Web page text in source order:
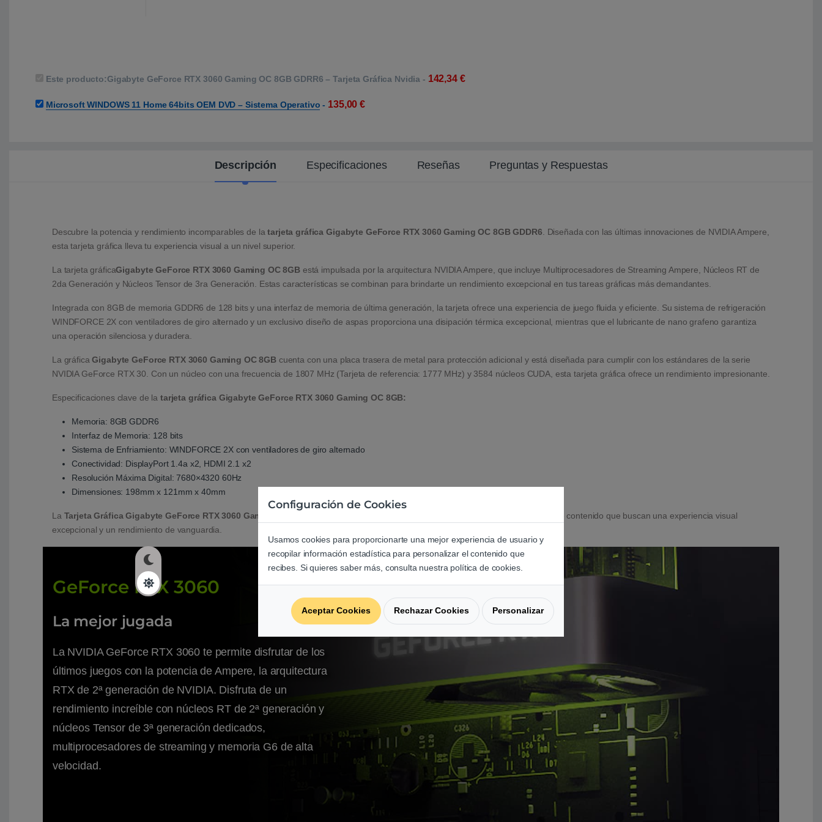
Este producto:Gigabyte GeForce RTX 3060 Gaming OC 8GB GDRR6 – Tarjeta Gráfica Nvidia - 142,34 €
Microsoft WINDOWS 11 Home 64bits OEM DVD – Sistema Operativo - 135,00€
Descripción Especificaciones Reseñas Preguntas y Respuestas
Descubre la potencia y rendimiento incomparables de latarjeta gráfica Gigabyte GeForce RTX 3060 Gaming OC 8GB GDDR6. Diseñada con las últimas innovaciones de NVIDIA Ampere,
esta tarjeta gráfica lleva tu experiencia visual a un nivel superior.
La tarjeta gráficaGigabyte GeForce RTX 3060 Gaming OC 8GB está impulsada por la arquitectura NVIDIA Ampere, que incluye Multiprocesadores de Streaming Ampere, Núcleos RT de
2da Generación y Núcleos Tensor de 3ra Generación. Estas características se combinan para brindarte un rendimiento excepcional en tus tareas gráficas más demandantes.
Integrada con 8GB de memoria GDDR6 de 128 bits y una interfaz de memoria de última generación, la tarjeta ofrece una experiencia de juego fluida y eficiente. Su sistema de refrigeración
WINDFORCE 2X con ventiladores de giro alternado y un exclusivo diseño de aspas proporciona una disipación térmica excepcional, mientras que el lubricante de nano grafeno garantiza
una operación silenciosa y duradera.
La gráficaGigabyte GeForce RTX 3060 Gaming OC 8GB cuenta con una placa trasera de metal para protección adicional y está diseñada para cumplir con los estándares de la serie
NVIDIA GeForce RTX 30. Con un núcleo con una frecuencia de 1807 MHz (Tarjeta de referencia: 1777 MHz) y 3584 núcleos CUDA, esta tarjeta gráfica ofrece un rendimiento impresionante.
Especificaciones clave de la tarjeta gráfica Gigabyte GeForce RTX 3060 Gaming OC 8GB:
Memoria: 8GB GDDR6
Interfaz de Memoria: 128 bits
Sistema de Enfriamiento: WINDFORCE 2X con ventiladores de giro alternado
Conectividad: DisplayPort 1.4a x2, HDMI 2.1 x2
Resolución Máxima Digital: 7680×4320 60Hz
Dimensiones: 198mm x 121mm x 40mm
La Tarjeta Gráfica Gigabyte GeForce RTX 3060 Gaming OC 8GB
es la elección ideal para los amantes de los juegos y creadores de contenido que buscan una experiencia visual
excepcional y un rendimiento de vanguardia.
GeForce RTX 3060
La mejor jugada
La NVIDIA GeForce RTX 3060 te permite disfrutar de los
últimos juegos con la potencia de Ampere, la arquitectura
RTX de 2ª generación de NVIDIA. Disfruta de un
rendimiento increíble con núcleos RT de 2ª generación y
núcleos Tensor de 3ª generación dedicados,
multiprocesadores de streaming y memoria G6 de alta
velocidad.
Configuración de Cookies
Usamos cookies para proporcionarte una mejor experiencia de usuario y
recopilar información estadística para personalizar el contenido que
recibes. Si quieres saber más, consulta nuestra política de cookies.
Aceptar Cookies Rechazar Cookies Personalizar